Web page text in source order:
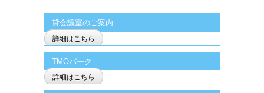
貸会議室のご案内
詳細はこちら
TMOパーク
詳細はこちら